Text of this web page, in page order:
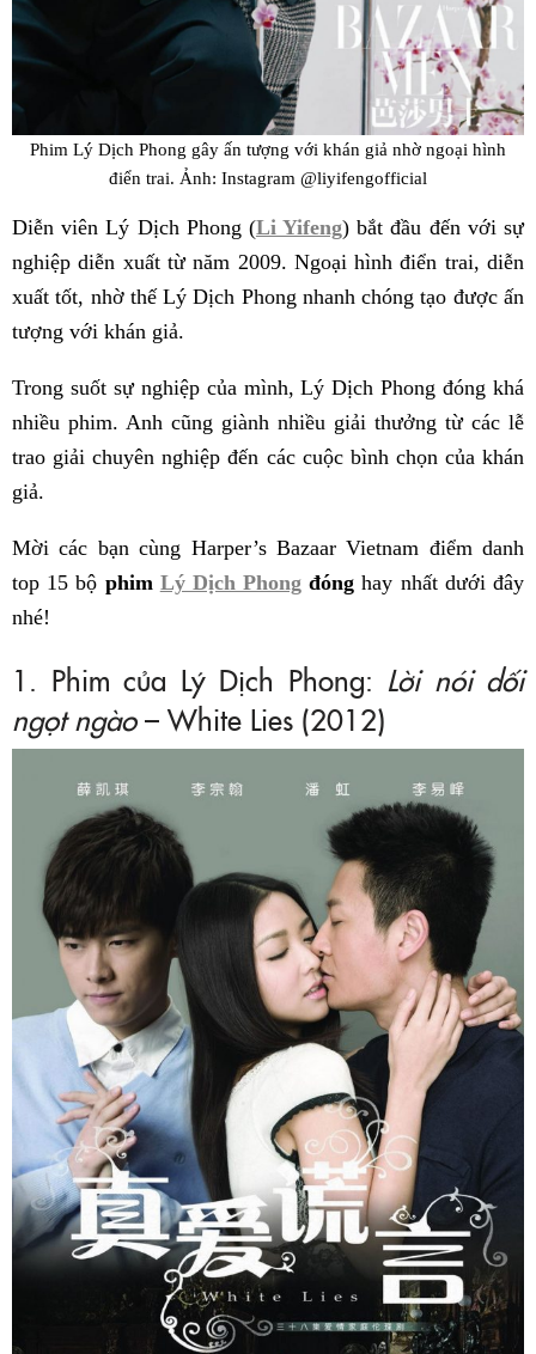
Phim Lý Dịch Phong gây ấn tượng với khán giả nhờ ngoại hình
điển trai. Ảnh: Instagram @liyifengofficial
Diễn viên Lý Dịch Phong (Li Yifeng) bắt đầu đến với sự
nghiệp diễn xuất từ năm 2009. Ngoại hình điển trai, diễn
xuất tốt, nhờ thế Lý Dịch Phong nhanh chóng tạo được ấn
tượng với khán giả.
Trong suốt sự nghiệp của mình, Lý Dịch Phong đóng khá
nhiều phim. Anh cũng giành nhiều giải thưởng từ các lễ
trao giải chuyên nghiệp đến các cuộc bình chọn của khán
giả.
Mời các bạn cùng Harper’s Bazaar Vietnam điểm danh
top 15 bộ phim Lý Dịch Phong đóng hay nhất dưới đây
nhé!
1. Phim của Lý Dịch Phong: Lời nói dối
ngọt ngào– White Lies (2012)